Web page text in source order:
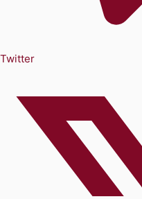
Twitter